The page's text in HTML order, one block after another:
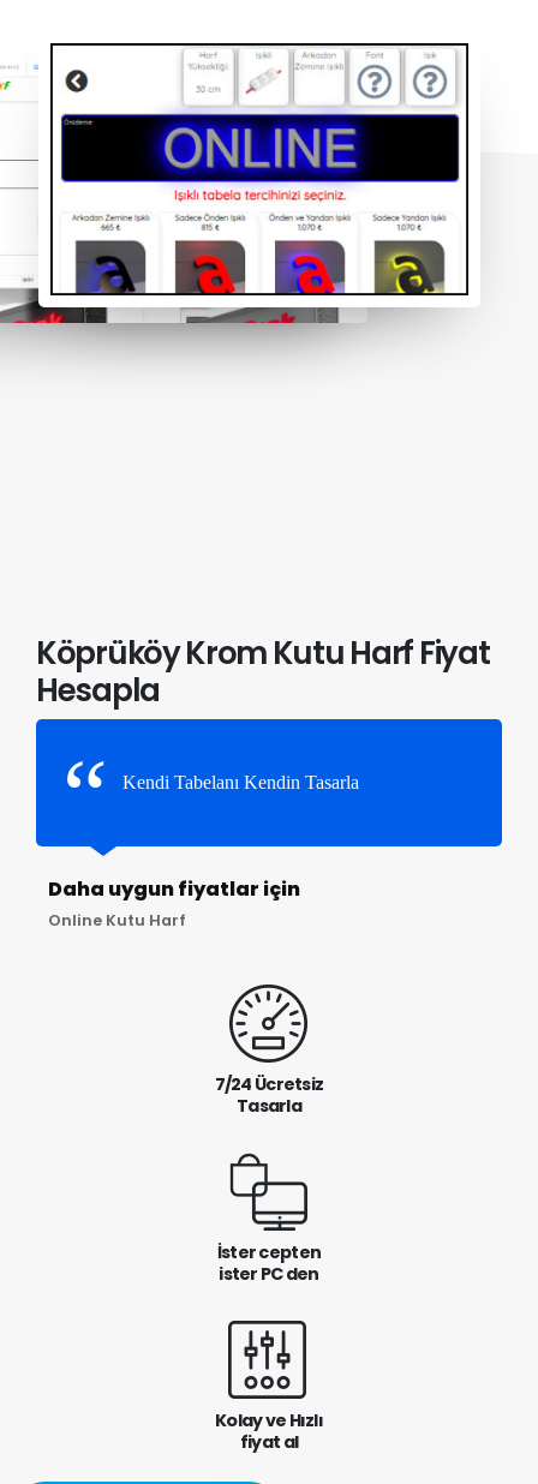
Köprüköy Krom Kutu Harf Fiyat
Hesapla
Kendi Tabelanı Kendin Tasarla
Daha uygun fiyatlar için
Online Kutu Harf
7/24 Ücretsiz
Tasarla
İster cepten
ister PC den
Kolay ve Hızlı
fiyat al